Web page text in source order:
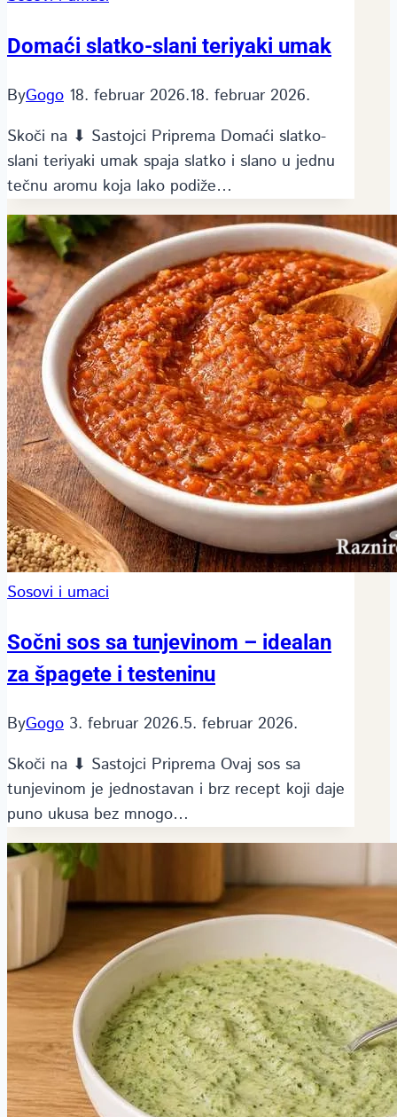
Domaći slatko-slani teriyaki umak
ByGogo 18. februar 2026.18. februar 2026.
Skoči na ⬇ Sastojci Priprema Domaći slatko-
slani teriyaki umak spaja slatko i slano u jednu
tečnu aromu koja lako podiže…
Sosovi i umaci
Sočni sos sa tunjevinom – idealan
za špagete i testeninu
ByGogo 3. februar 2026.5. februar 2026.
Skoči na ⬇ Sastojci Priprema Ovaj sos sa
tunjevinom je jednostavan i brz recept koji daje
puno ukusa bez mnogo…